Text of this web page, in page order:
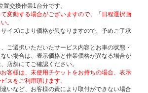
交換作業1台分です。
変動する場合がございますので、「日程選択画
。
イズにより価格が異なりますので、予めご了承
ご選択いただいたサービス内容とお車の状態・
い場合は、表示価格と作業価格が異なる場合が
店舗にてご確認ください。
客様は、未使用チケットをお持ちの場合、表示
スをご利用頂けます。
いなど、お客様の責により取付ができない場合